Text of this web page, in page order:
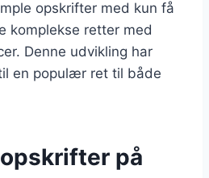
opskrifter med kun få
komplekse retter med
Denne udvikling har
en populær ret til både
på